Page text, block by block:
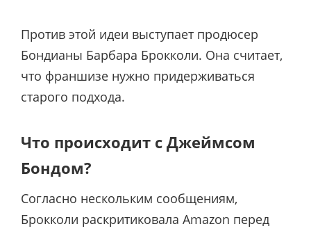
Против этой идеи выступает продюсер
Бондианы Барбара Брокколи. Она считает,
что франшизе нужно придерживаться
старого подхода.
Что происходит с Джеймсом
Бондом?
Согласно нескольким сообщениям,
Брокколи раскритиковала Amazon перед